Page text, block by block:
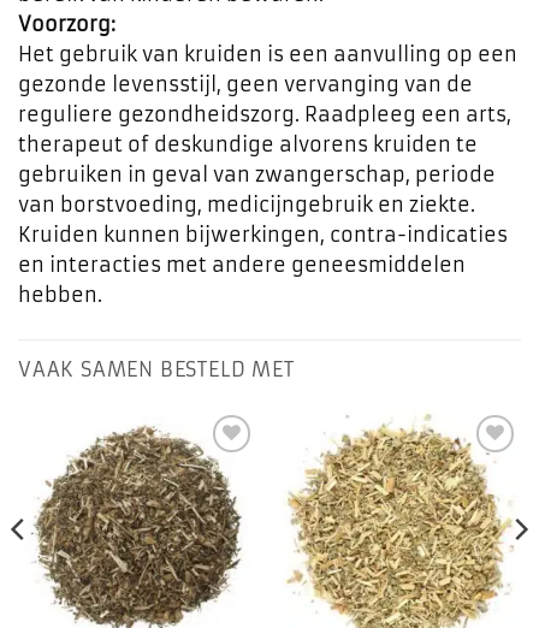
Voorzorg:
Het gebruik van kruiden is een aanvulling op een
gezonde levensstijl, geen vervanging van de
reguliere gezondheidszorg. Raadpleeg een arts,
therapeut of deskundige alvorens kruiden te
gebruiken in geval van zwangerschap, periode
van borstvoeding, medicijngebruik en ziekte.
Kruiden kunnen bijwerkingen, contra-indicaties
en interacties met andere geneesmiddelen
hebben.
VAAK SAMEN BESTELD MET
Toevoegen
aan
favorieten
Toevoegen
aan
favorieten